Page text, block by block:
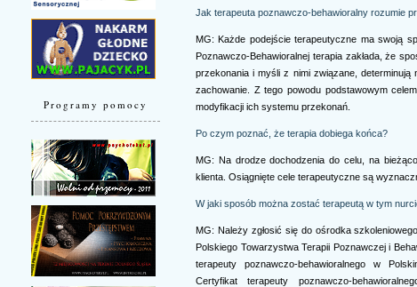
Programy pomocy
Jak terapeuta poznawczo-behawioralny rozumie
MG: Każde podejście terapeutyczne ma swoją
Poznawczo-Behawioralnej terapia zakłada, że
przekonania i myśli z nimi związane,
zachowanie. Z tego powodu podstawowym
modyfikacji ich systemu przekonań.
Po czym poznać, że terapia dobiega końca?
MG: Na drodze dochodzenia do celu, na
klienta. Osiągnięte cele terapeutyczne są
W jaki sposób można zostać terapeutą w tym
MG: Należy zgłosić się do ośrodka
Polskiego Towarzystwa Terapii Poznawczej i
terapeuty poznawczo-behawioralnego w
Certyfikat terapeuty poznawczo-